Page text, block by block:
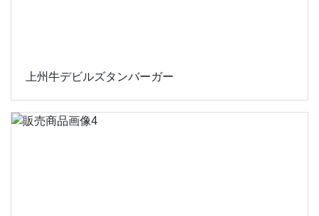
上州牛デビルズタンバーガー